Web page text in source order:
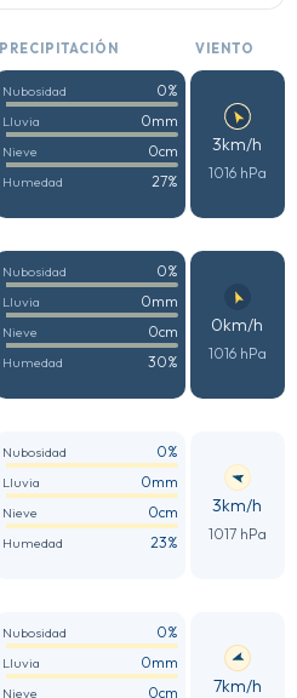
PRECIPITACIÓN VIENTO
Nubosidad 0%
Lluvia 0mm
Nieve 0cm
Humedad 27%
3km/h
1016 hPa
Nubosidad 0%
Lluvia 0mm
Nieve 0cm
Humedad 30%
0km/h
1016 hPa
Nubosidad 0%
Lluvia 0mm
Nieve 0cm
Humedad 23%
3km/h
1017 hPa
Nubosidad 0%
Lluvia 0mm
Nieve 0cm 7km/h